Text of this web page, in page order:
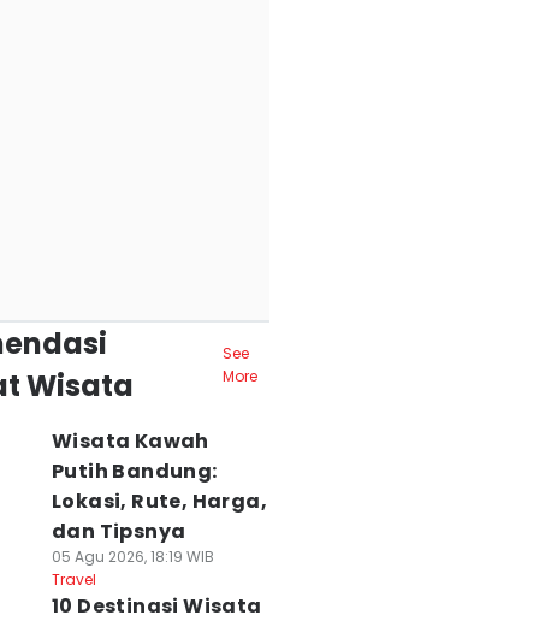
Wisata
See
More
Wisata Kawah
Putih Bandung:
Lokasi, Rute, Harga,
dan Tipsnya
05 Agu 2026, 18:19 WIB
Travel
10 Destinasi Wisata